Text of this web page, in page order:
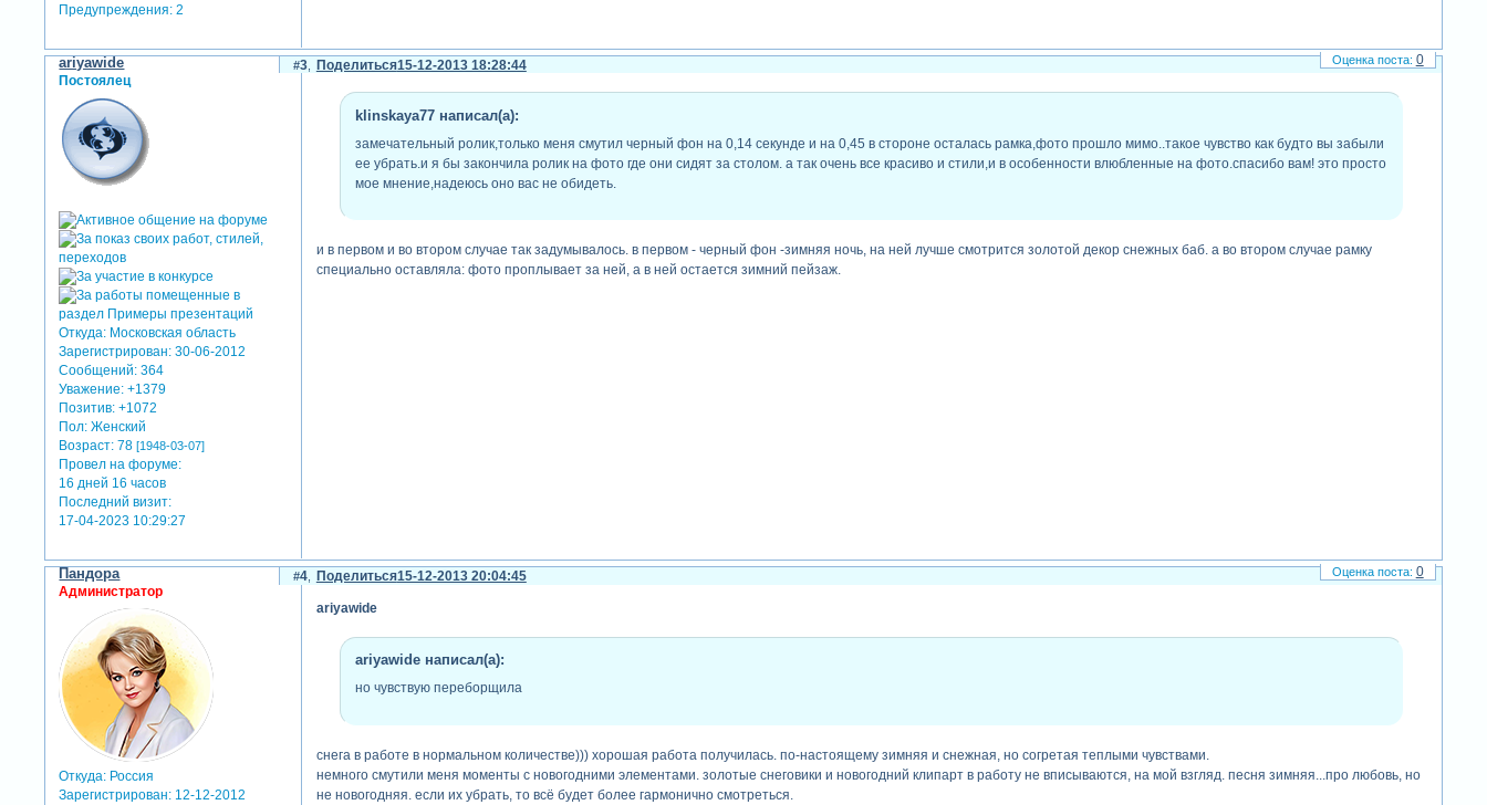
Предупреждения: 2
Поделиться
3 15-12-2013 18:28:44
ariyawide
Постоялец
Откуда: Московская область
Зарегистрирован: 30-06-2012
Сообщений: 364
Уважение: +1379
Позитив: +1072
Пол: Женский
Возраст: 78[1948-03-07]
Провел на форуме:
16 дней 16 часов
Последний визит:
17-04-2023 10:29:27
klinskaya77 написал(а):
замечательный ролик,только меня смутил черный фон на 0,14 секунде и на 0,45 в стороне осталась рамка,фото прошло мимо..такое чувство как будто вы забыли
ее убрать.и я бы закончила ролик на фото где они сидят за столом. а так очень все красиво и стили,и в особенности влюбленные на фото.спасибо вам! это просто
мое мнение,надеюсь оно вас не обидеть.
и в первом и во втором случае так задумывалось. в первом - черный фон -зимняя ночь, на ней лучше смотрится золотой декор снежных баб. а во втором случае рамку
специально оставляла: фото проплывает за ней, а в ней остается зимний пейзаж.
0
Поделиться
4 15-12-2013 20:04:45
Пандора
Администратор
Откуда: Россия
Зарегистрирован: 12-12-2012
ariyawide
ariyawide написал(а):
но чувствую переборщила
снега в работе в нормальном количестве))) хорошая работа получилась. по-настоящему зимняя и снежная, но согретая теплыми чувствами.
немного смутили меня моменты с новогодними элементами. золотые снеговики и новогодний клипарт в работу не вписываются, на мой взгляд. песня зимняя...про любовь, но
не новогодняя. если их убрать, то всё будет более гармонично смотреться.
0